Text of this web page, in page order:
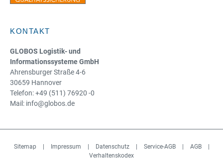
KONTAKT
GLOBOS Logistik- und
Informationssysteme GmbH
Ahrensburger Straße 4-6
30659 Hannover
Telefon: +49 (511) 76920 -0
Mail: info@globos.de
Sitemap Impressum Datenschutz Service-AGB AGB
Verhaltenskodex